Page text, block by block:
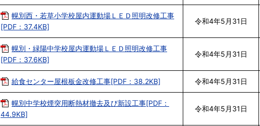
幌別西・若草小学校屋内運動場ＬＥＤ照明改修工事
[PDF：37.4KB]
令和4年5月31日
幌別・緑陽中学校屋内運動場ＬＥＤ照明改修工事
[PDF：37.6KB]
令和4年5月31日
給食センター屋根板金改修工事[PDF：38.2KB] 令和4年5月31日
幌別中学校煙突用断熱材撤去及び新設工事[PDF：
44.9KB]
令和4年5月31日